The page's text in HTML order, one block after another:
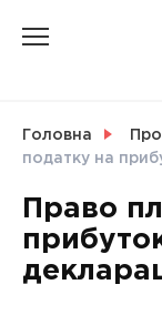
Головна
податку на
Право